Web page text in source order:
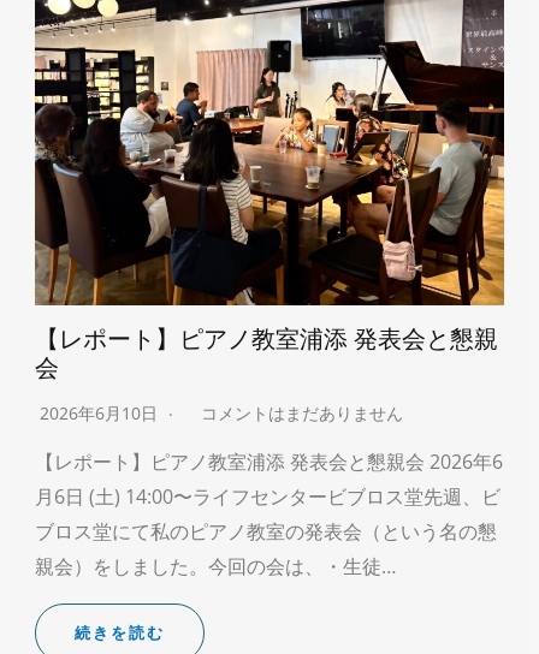
【レポート】ピアノ教室浦添 発表会と懇親
会
2026年6月10日 コメントはまだありません
【レポート】ピアノ教室浦添 発表会と懇親会 2026年6
月6日 (土) 14:00〜ライフセンタービブロス堂先週、ビ
ブロス堂にて私のピアノ教室の発表会（という名の懇
親会）をしました。今回の会は、・生徒…
続きを読む